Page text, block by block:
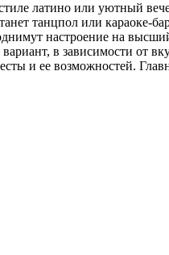
латино или уютный
танцпол или караоке-
настроение на
в зависимости от
и ее возможностей.